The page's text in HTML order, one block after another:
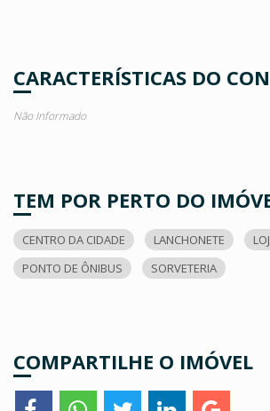
CARACTERÍSTICAS DO
Não Informado
TEM POR PERTO DO
CENTRO DA CIDADE LANCHONETE
PONTO DE ÔNIBUS
SORVETERIA
COMPARTILHE O IMÓVEL